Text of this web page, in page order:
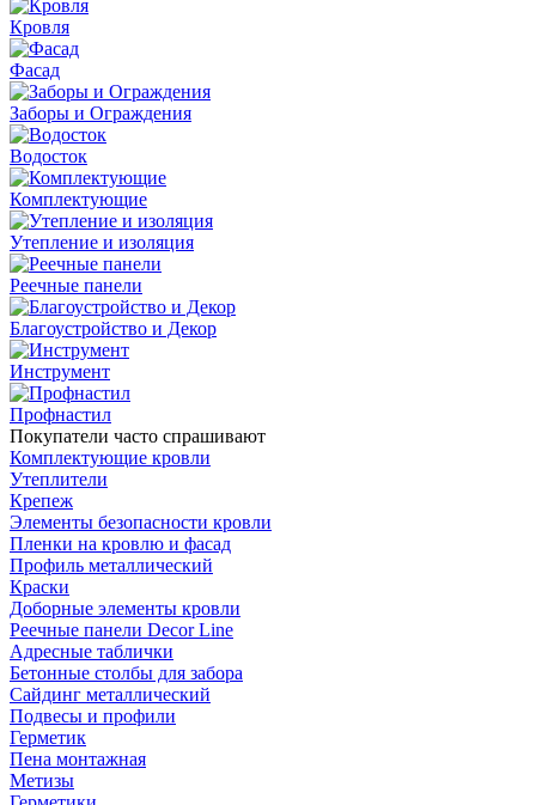
Кровля
Фасад
Заборы и Ограждения
Водосток
Комплектующие
Утепление и изоляция
Реечные панели
Благоустройство и Декор
Инструмент
Профнастил
Покупатели часто спрашивают
Комплектующие кровли
Утеплители
Крепеж
Элементы безопасности кровли
Пленки на кровлю и фасад
Профиль металлический
Краски
Доборные элементы кровли
Реечные панели Decor Line
Адресные таблички
Бетонные столбы для забора
Сайдинг металлический
Подвесы и профили
Герметик
Пена монтажная
Метизы